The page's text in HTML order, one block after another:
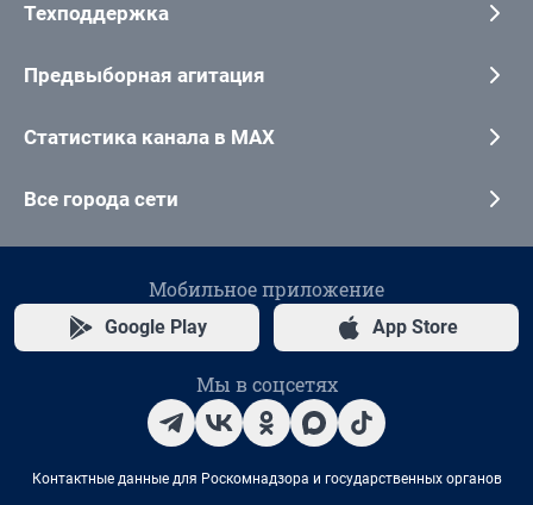
Техподдержка
Предвыборная агитация
Статистика канала в MAX
Все города сети
Мобильное приложение
Google Play App Store
Мы в соцсетях
Контактные данные для Роскомнадзора и государственных органов